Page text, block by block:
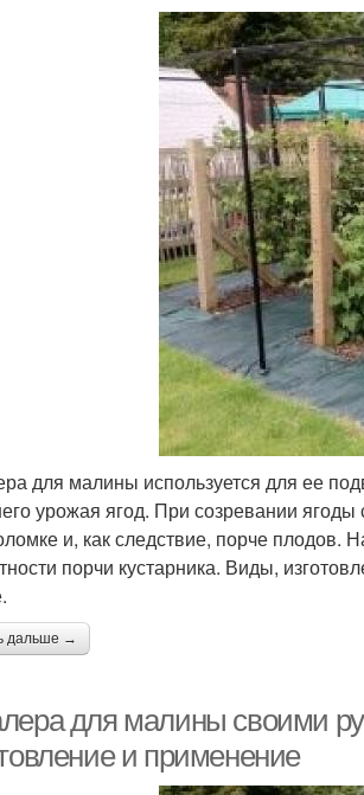
для малины используется для ее
урожая ягод. При созревании ягоды
и, как следствие, порче плодов.
порчи кустарника. Виды,
дальше →
для малины своими
и применение